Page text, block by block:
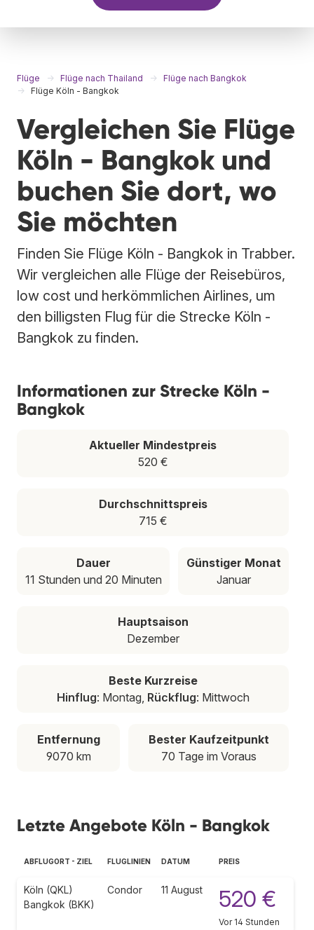
Flüge Flüge nach Thailand
Flüge nach Bangkok
Flüge Köln - Bangkok
Vergleichen Sie Flüge
Köln - Bangkok und
buchen Sie dort, wo
Sie möchten
Finden Sie Flüge Köln - Bangkok in Trabber.
Wir vergleichen alle Flüge der Reisebüros,
low cost und herkömmlichen Airlines, um
den billigsten Flug für die Strecke Köln -
Bangkok zu finden.
Informationen zur Strecke Köln -
Bangkok
Aktueller Mindestpreis
520 €
Durchschnittspreis
715 €
Dauer
11 Stunden und 20 Minuten
Günstiger Monat
Januar
Hauptsaison
Dezember
Beste Kurzreise
Hinflug: Montag, Rückflug: Mittwoch
Entfernung
9070 km
Bester Kaufzeitpunkt
70 Tage im Voraus
Letzte Angebote Köln - Bangkok
ABFLUGORT - ZIEL FLUGLINIEN DATUM PREIS
Köln (QKL)
Bangkok (BKK)
Condor 11 August 520 €
Vor 14 Stunden